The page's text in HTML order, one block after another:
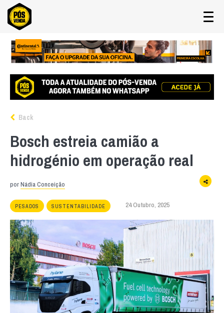
Back
Bosch estreia camião a
hidrogénio em operação real
porNádia Conceição
PESADOS SUSTENTABILIDADE 24 Outubro, 2025